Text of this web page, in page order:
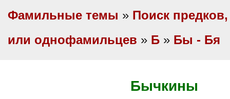
Фамильные темы » Поиск
или однофамильцев » Б » Бы - Бя
Бычкины